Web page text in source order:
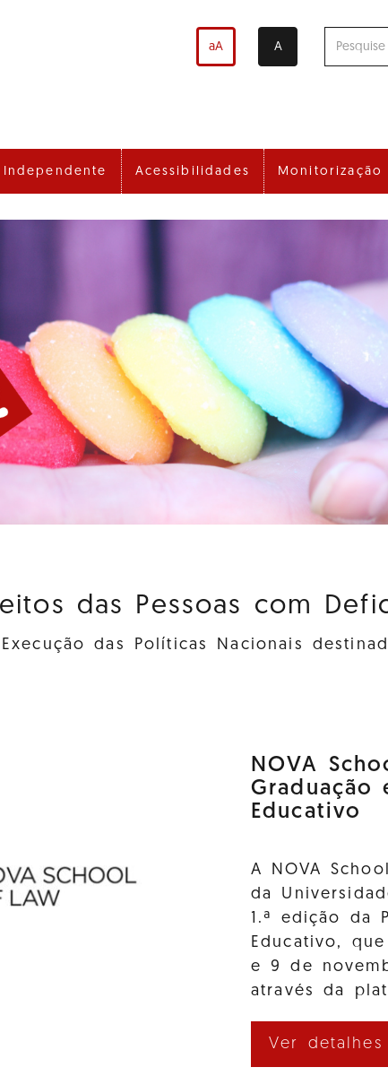
aA A
Acessibilidades Monitorização
das Pessoas com
das Políticas Nacionais
NOVA
Graduação
Educativo
A NOVA
da
1.ª edição da
Educativo,
e 9 de
através da
Ver